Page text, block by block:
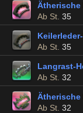
Ätherische
Ab St. 35
Ab St. 35
Langrast-
Ab St. 32
Ätherische
Ab St. 32